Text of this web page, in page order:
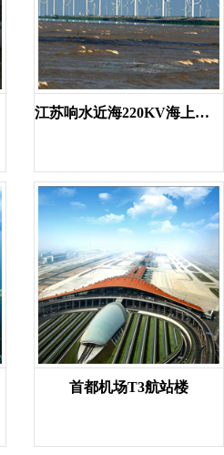
江苏响水近海220KV海上升压站...
首都机场T3航站楼